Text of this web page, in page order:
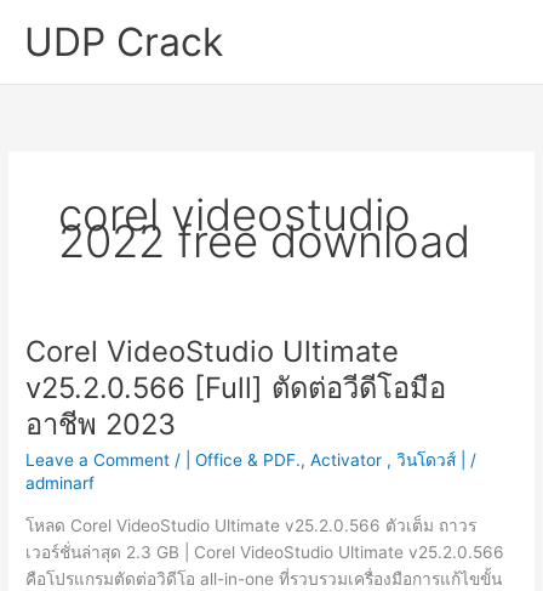
UDP Crack
corel videostudio
2022 free download
Corel VideoStudio Ultimate
v25.2.0.566 [Full] ตัดต่อวีดีโอมือ
อาชีพ 2023
Leave a Comment / | Office & PDF.,Activator ,วินโดวส์ |
/
adminarf
โหลด Corel VideoStudio Ultimate v25.2.0.566 ตัวเต็ม ถาวร
เวอร์ชั่นล่าสุด 2.3 GB | Corel VideoStudio Ultimate v25.2.0.566
คือโปรแกรมตัดต่อวิดีโอ all-in-one ที่รวบรวมเครื่องมือการแก้ไขขั้น